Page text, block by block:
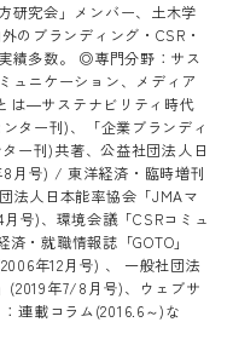
研究会」メンバー、土木学
のブランディング・CSR・
績多数。 ◎専門分野：サス
ュニケーション、メディア
は―サステナビリティ時代
ター刊)、「企業ブランディ
ー刊)共著、公益社団法人日
月号) / 東洋経済・臨時増刊
法人日本能率協会「JMAマ
号)、環境会議「CSRコミュ
・就職情報誌「GOTO」
年12月号) 、 一般社団法
(2019年7/8月号)、ウェブサ
連載コラム(2016.6～)な